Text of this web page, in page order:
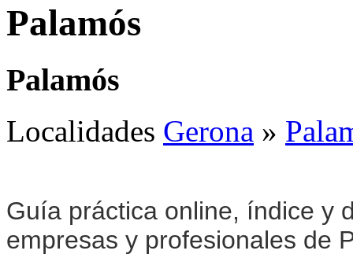
Palamós
Palamós
Localidades Gerona »
Guía práctica online, índice y
empresas y profesionales de